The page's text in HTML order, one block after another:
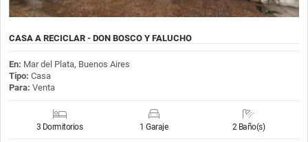
CASA A RECICLAR - DON BOSCO Y FALUCHO
En: Mar del Plata, Buenos Aires
Tipo: Casa
Para: Venta
3 Dormitorios 1 Garaje 2 Baño(s)